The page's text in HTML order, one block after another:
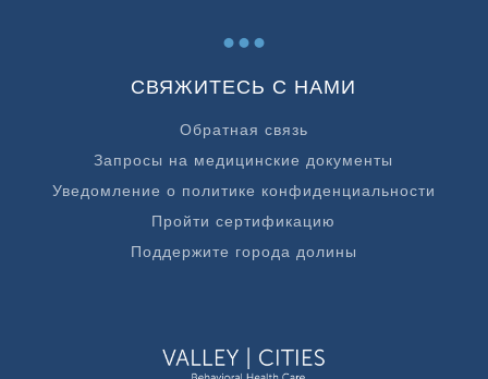
...
СВЯЖИТЕСЬ С НАМИ
Обратная связь
Запросы на медицинские документы
Уведомление о политике конфиденциальности
Пройти сертификацию
Поддержите города долины